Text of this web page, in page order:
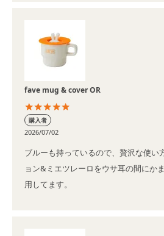
fave mug & cover OR
購入者
2026/07/02
ブルーも持っているので、贅沢な使い
ョン&ミエツレーロをウサ耳の間にか
用してます。